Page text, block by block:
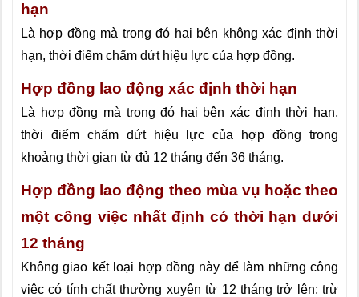
hạn
Là hợp đồng mà trong đó hai bên không xác định thời
hạn, thời điểm chấm dứt hiệu lực của hợp đồng.
Hợp đồng lao động xác định thời hạn
Là hợp đồng mà trong đó hai bên xác định thời hạn,
thời điểm chấm dứt hiệu lực của hợp đồng trong
khoảng thời gian từ đủ 12 tháng đến 36 tháng.
Hợp đồng lao động theo mùa vụ hoặc theo
một công việc nhất định có thời hạn dưới
12 tháng
Không giao kết loại hợp đồng này để làm những công
việc có tính chất thường xuyên từ 12 tháng trở lên; trừ